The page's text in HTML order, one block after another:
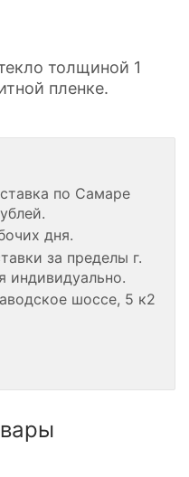
толщиной 1
пленке.
по Самаре
дня.
за пределы г.
индивидуально.
шоссе, 5 к2